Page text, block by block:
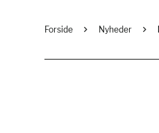
Forside Nyheder